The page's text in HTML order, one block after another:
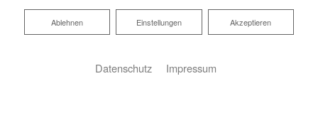
Heizungscheck
Die Heizung im Erdgeschoss wird heiß, aber im
Akzeptieren
Einstellungen
Ablehnen
Ablehnen
Datenschutz Impressum